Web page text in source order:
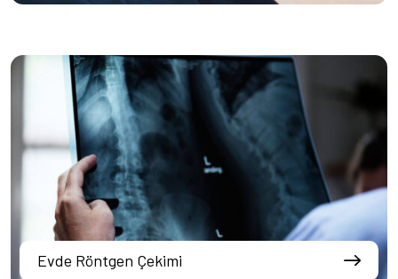
Evde Röntgen Çekimi